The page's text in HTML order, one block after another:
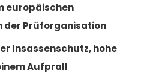
europäischen
der Prüforganisation
Insassenschutz, hohe
Aufprall